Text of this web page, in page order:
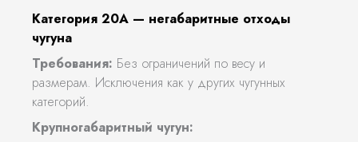
Категория 20А — негабаритные отходы
чугуна
Требования: Без ограничений по весу и
размерам. Исключения как у других чугунных
категорий.
Крупногабаритный чугун: